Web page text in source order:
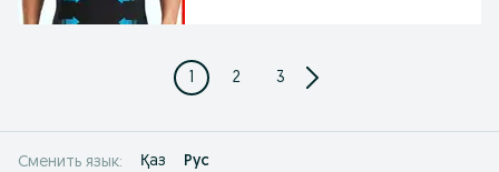
1 2 3
Сменить язык: Қаз Рус